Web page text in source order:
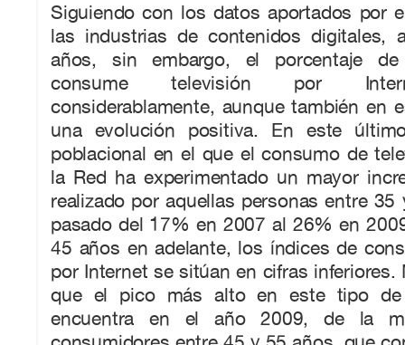
Siguiendo con los datos aportados por
las industrias de contenidos digitales,
años, sin embargo, el porcentaje de
consume televisión por
considerablamente, aunque también en
una evolución positiva. En este
poblacional en el que el consumo de
la Red ha experimentado un mayor
realizado por aquellas personas entre
pasado del 17% en 2007 al 26% en
45 años en adelante, los índices de
por Internet se sitúan en cifras inferiores.
que el pico más alto en este tipo de
encuentra en el año 2009, de la